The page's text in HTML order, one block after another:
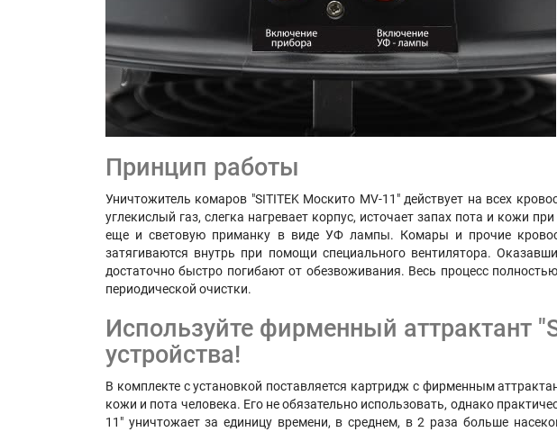
Принцип работы
Уничтожитель комаров "SITITEK Москито MV-11" действует на всех
углекислый газ, слегка нагревает корпус, источает запах пота и кожи
еще и световую приманку в виде УФ лампы. Комары и прочие
затягиваются внутрь при помощи специального вентилятора.
достаточно быстро погибают от обезвоживания. Весь процесс
периодической очистки.
Используйте фирменный аттрактант
устройства!
В комплекте с установкой поставляется картридж с фирменным
кожи и пота человека. Его не обязательно использовать, однако
11" уничтожает за единицу времени, в среднем, в 2 раза больше